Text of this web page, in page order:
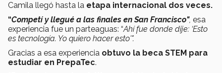
Camila llegó hasta la etapa internacional dos veces.
“Competí y llegué a las finales en San Francisco", esa
experiencia fue un parteaguas: “Ahí fue donde dije: ‘Esto
es tecnología. Yo quiero hacer esto'".
Gracias a esa experiencia obtuvo la beca STEM para
estudiar en PrepaTec.